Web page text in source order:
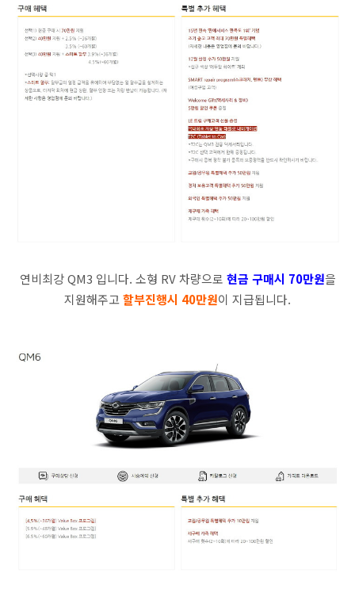
연비최강 QM3 입니다. 소형 RV 차량으로 현금 구매시 70만원을
지원해주고할부진행시 40만원이 지급됩니다.